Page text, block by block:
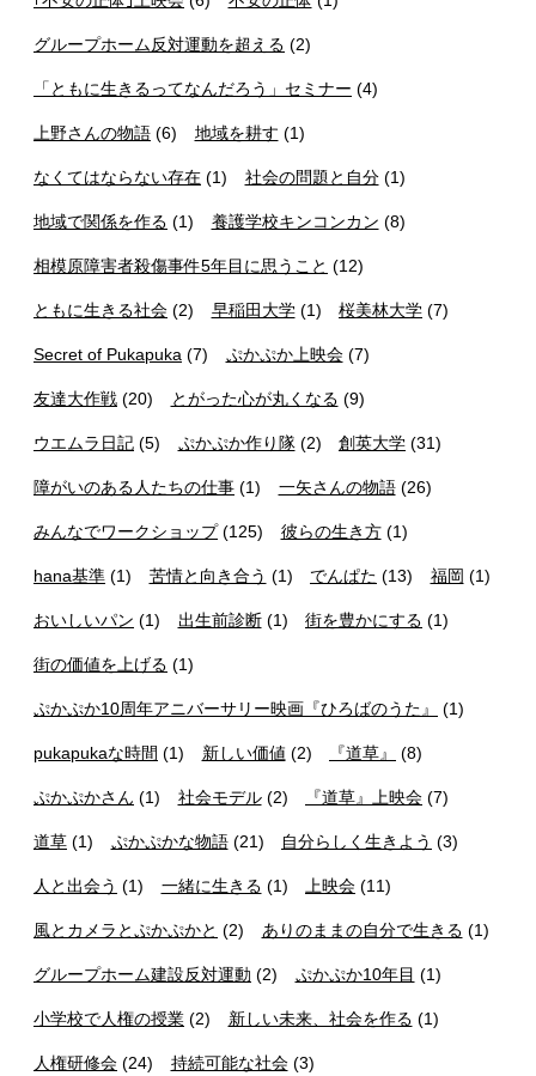
グループホーム反対運動を超える (2)
「ともに生きるってなんだろう」セミナー (4)
上野さんの物語 (6) 地域を耕す (1)
なくてはならない存在 (1) 社会の問題と自分(1)
地域で関係を作る (1) 養護学校キンコンカン (8)
相模原障害者殺傷事件5年目に思うこと (12)
ともに生きる社会 (2) 早稲田大学(1) 桜美林大学 (7)
Secret of Pukapuka (7) ぷかぷか上映会(7)
友達大作戦 (20) とがった心が丸くなる (9)
ウエムラ日記 (5) ぷかぷか作り隊(2) 創英大学 (31)
障がいのある人たちの仕事 (1) 一矢さんの物語(26)
みんなでワークショップ(125) 彼らの生き方(1)
hana基準 (1) 苦情と向き合う (1) でんぱた (13) 福岡 (1)
おいしいパン (1) 出生前診断(1) 街を豊かにする (1)
街の価値を上げる (1)
ぷかぷか10周年アニバーサリー映画『ひろばのうた』 (1)
pukapukaな時間 (1) 新しい価値 (2) 『道草』 (8)
ぷかぷかさん (1) 社会モデル(2) 『道草』上映会 (7)
道草 (1) ぷかぷかな物語(21) 自分らしく生きよう (3)
人と出会う (1) 一緒に生きる (1) 上映会 (11)
風とカメラとぷかぷかと (2) ありのままの自分で生きる (1)
グループホーム建設反対運動 (2) ぷかぷか10年目 (1)
小学校で人権の授業 (2) 新しい未来、社会を作る (1)
人権研修会 (24) 持続可能な社会(3)